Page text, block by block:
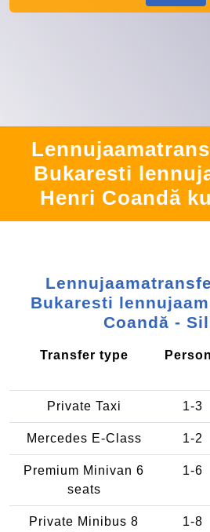
Bukaresti
Henri Coandă
Bukaresti
Coandă -
Transfer type
Private Taxi 1-3
Mercedes E-Class 1-2
Premium Minivan 6
seats
1-6
Private Minibus 8
1-8